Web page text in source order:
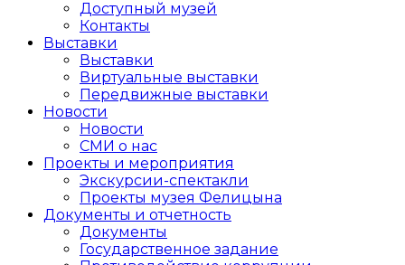
Доступный музей
Контакты
Выставки
Выставки
Виртуальные выставки
Передвижные выставки
Новости
Новости
СМИ о нас
Проекты и мероприятия
Экскурсии-спектакли
Проекты музея Фелицына
Документы и отчетность
Документы
Государственное задание